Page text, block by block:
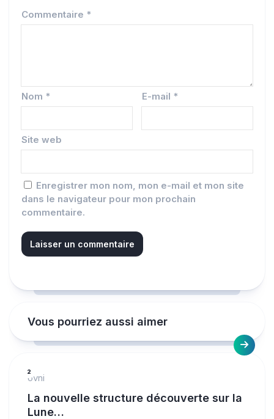
Commentaire *
Nom * E-mail *
Site web
Enregistrer mon nom, mon e-mail et mon site
dans le navigateur pour mon prochain
commentaire.
Vous pourriez aussi aimer
2
ovni
La nouvelle structure découverte sur la
Lune…